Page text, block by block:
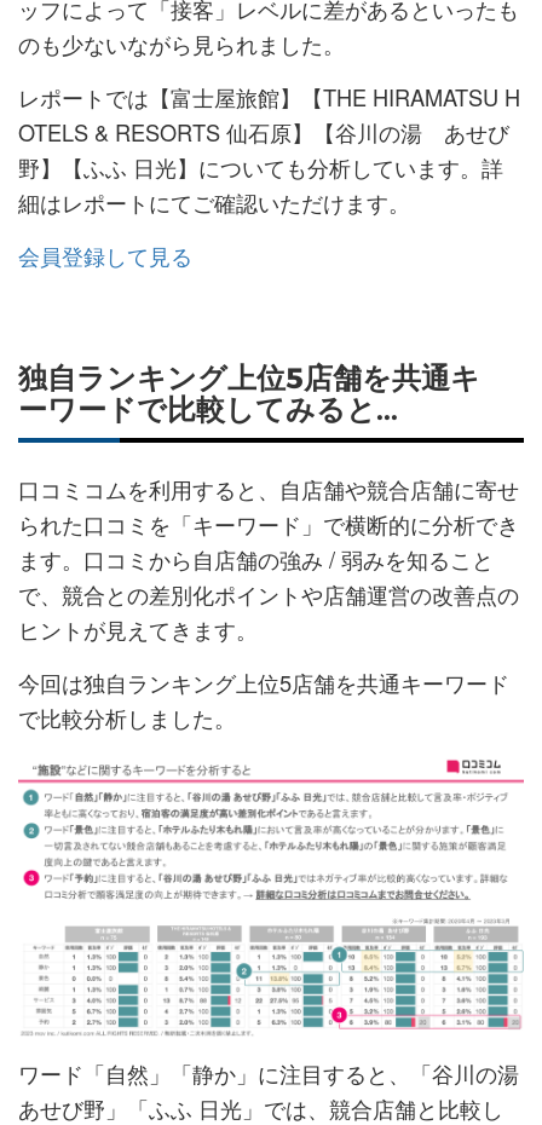
ッフによって「接客」レベルに差があるといったも
のも少ないながら見られました。
レポートでは【富士屋旅館】【THE HIRAMATSU H
OTELS & RESORTS 仙石原】【谷川の湯 あせび
野】【ふふ 日光】についても分析しています。詳
細はレポートにてご確認いただけます。
会員登録して見る
独自ランキング上位5店舗を共通キ
ーワードで比較してみると...
口コミコムを利用すると、自店舗や競合店舗に寄せ
られた口コミを「キーワード」で横断的に分析でき
ます。口コミから自店舗の強み / 弱みを知ること
で、競合との差別化ポイントや店舗運営の改善点の
ヒントが見えてきます。
今回は独自ランキング上位5店舗を共通キーワード
で比較分析しました。
ワード「自然」「静か」に注目すると、「谷川の湯
あせび野」「ふふ 日光」では、競合店舗と比較し